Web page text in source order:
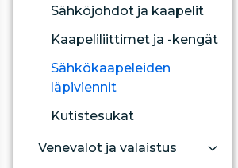
Sähköjohdot ja kaapelit
Kaapeliliittimet ja -kengät
Sähkökaapeleiden
läpiviennit
Kutistesukat
Venevalot ja valaistus